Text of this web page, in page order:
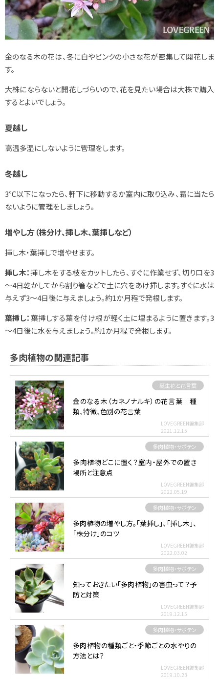
金のなる木の花は、冬に白やピンクの小さな花が密集して開花しま
す。
大株にならないと開花しづらいので、花を見たい場合は大株で購入
するとよいでしょう。
夏越し
高温多湿にしないように管理をします。
冬越し
3℃以下になったら、軒下に移動するか室内に取り込み、霜に当たら
ないように管理をしましょう。
増やし方（株分け、挿し木、葉挿しなど）
挿し木・葉挿しで増やせます。
挿し木：挿し木をする枝をカットしたら、すぐに作業せず、切り口を3
～4日乾かしてから割り箸などで土に穴をあけ挿します。すぐに水は
与えず3～4日後に与えましょう。約1か月程で発根します。
葉挿し：葉挿しする葉を付け根が軽く土に埋まるように置きます。3
～4日後に水を与えましょう。約1か月程で発根します。
多肉植物の関連記事
誕生花と花言葉
金のなる木（カネノナルキ）の花言葉｜種
類、特徴、色別の花言葉
LOVEGREEN編集部
2021.12.15
多肉植物・サボテン
多肉植物どこに置く？室内・屋外での置き
場所と注意点
LOVEGREEN編集部
2022.05.19
多肉植物・サボテン
多肉植物の増やし方。｢葉挿し｣、｢挿し木｣、
「株分け」のコツ
LOVEGREEN編集部
2022.03.02
多肉植物・サボテン
知っておきたい「多肉植物」の害虫って？予
防と対策
LOVEGREEN編集部
2019.12.15
多肉植物・サボテン
多肉植物の種類ごと・季節ごとの水やりの
方法とは？
LOVEGREEN編集部
2019.10.23